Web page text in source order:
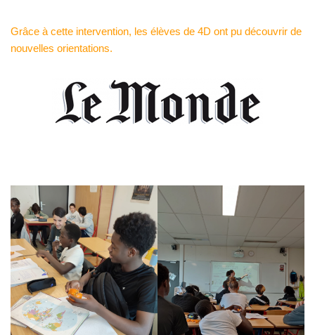
Grâce à cette intervention, les élèves de 4D ont pu découvrir de
nouvelles orientations.